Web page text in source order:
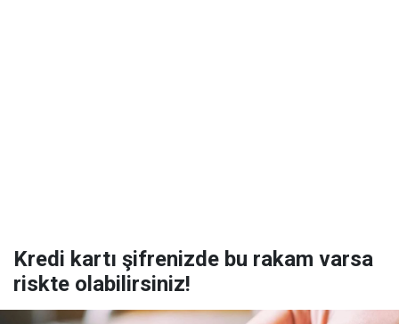
Kredi kartı şifrenizde bu rakam varsa
riskte olabilirsiniz!